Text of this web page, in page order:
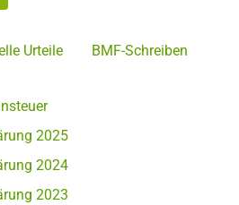
Urteile BMF-Schreiben
2025
2024
2023